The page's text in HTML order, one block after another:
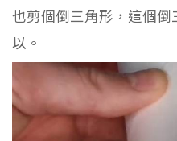
也剪個倒三角形，這個
以。